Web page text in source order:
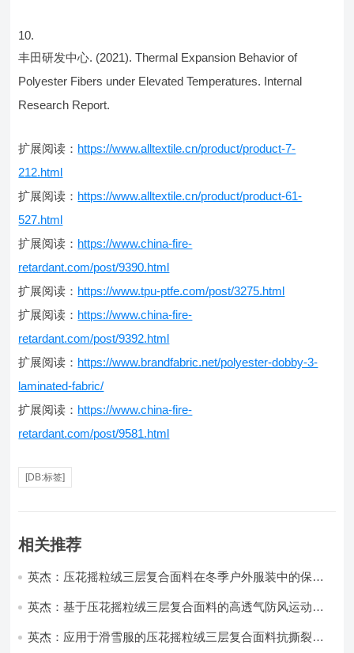
丰田研发中心. (2021). Thermal Expansion Behavior of
Polyester Fibers under Elevated Temperatures. Internal
Research Report.
扩展阅读： https://www.alltextile.cn/product/product-7-
212.html
扩展阅读： https://www.alltextile.cn/product/product-61-
527.html
扩展阅读： https://www.china-fire-
retardant.com/post/9390.html
扩展阅读： https://www.tpu-ptfe.com/post/3275.html
扩展阅读： https://www.china-fire-
retardant.com/post/9392.html
扩展阅读： https://www.brandfabric.net/polyester-dobby-3-
laminated-fabric/
扩展阅读： https://www.china-fire-
retardant.com/post/9581.html
[DB:标签]
相关推荐
英杰：压花摇粒绒三层复合面料在冬季户外服装中的保暖
英杰：基于压花摇粒绒三层复合面料的高透气防风运动服
英杰：应用于滑雪服的压花摇粒绒三层复合面料抗撕裂与